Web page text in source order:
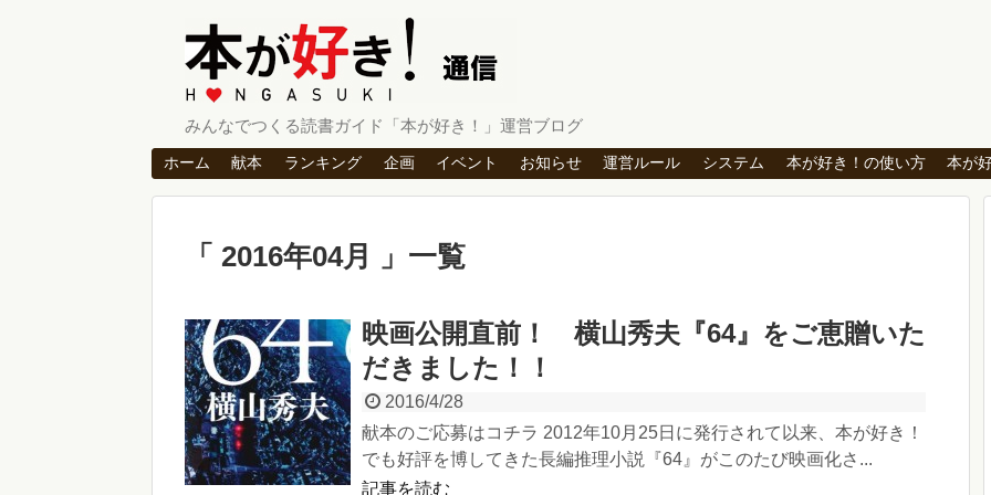
みんなでつくる読書ガイド「本が好き！」運営ブログ
ホーム 献本 ランキング 企画 イベント お知らせ 運営ルール システム 本が好き！の使い方 本が
2016年04月 一覧
映画公開直前！ 横山秀夫『64』をご恵贈いた
だきました！！
2016/4/28
献本のご応募はコチラ 2012年10月25日に発行されて以来、本が好き！
でも好評を博してきた長編推理小説『64』がこのたび映画化さ...
記事を読む